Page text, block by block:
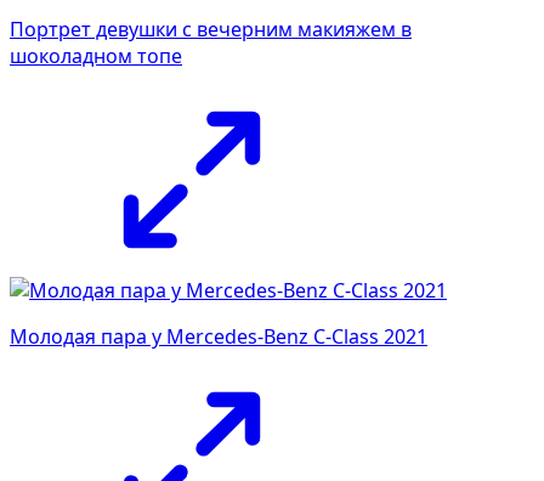
Портрет девушки с вечерним макияжем в
шоколадном топе
Молодая пара у Mercedes-Benz C-Class 2021